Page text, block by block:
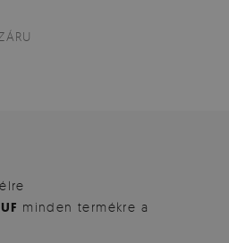
minden termékre a